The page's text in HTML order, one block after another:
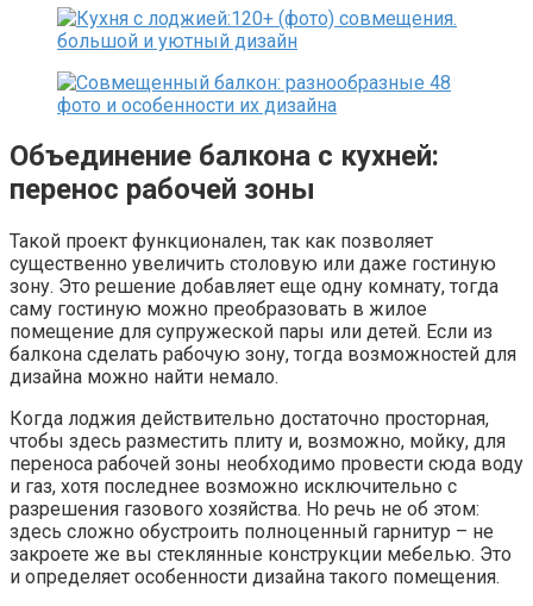
Объединение балкона с кухней:
перенос рабочей зоны
Такой проект функционален, так как позволяет
существенно увеличить столовую или даже гостиную
зону. Это решение добавляет еще одну комнату, тогда
саму гостиную можно преобразовать в жилое
помещение для супружеской пары или детей. Если из
балкона сделать рабочую зону, тогда возможностей для
дизайна можно найти немало.
Когда лоджия действительно достаточно просторная,
чтобы здесь разместить плиту и, возможно, мойку, для
переноса рабочей зоны необходимо провести сюда воду
и газ, хотя последнее возможно исключительно с
разрешения газового хозяйства. Но речь не об этом:
здесь сложно обустроить полноценный гарнитур – не
закроете же вы стеклянные конструкции мебелью. Это
и определяет особенности дизайна такого помещения.